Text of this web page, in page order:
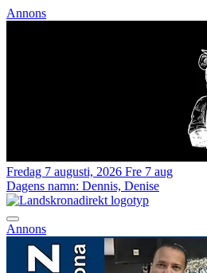
Annons
Fredag 7 augusti, 2026 Fre 7 aug
Dagens namn: Dennis, Denise
Annons